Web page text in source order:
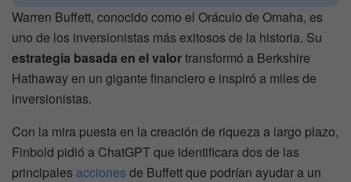
Warren Buffett, conocido como el Oráculo de Omaha, es
uno de los inversionistas más exitosos de la historia. Su
estrategia basada en el valortransformó a Berkshire
Hathaway en un gigante financiero e inspiró a miles de
inversionistas.
Con la mira puesta en la creación de riqueza a largo plazo,
Finbold pidió a ChatGPT que identificara dos de las
principales accionesde Buffett que podrían ayudar a un